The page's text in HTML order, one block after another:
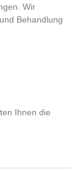
Wir
Behandlung
Ihnen die